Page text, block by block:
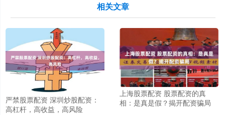
相关文章
严禁股票配资 深圳炒股配资：
高杠杆，高收益，高风险
上海股票配资 股票配资的真
相：是真是假？揭开配资骗局